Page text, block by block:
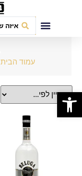
עמוד הבית
פתח סרגל נגישות